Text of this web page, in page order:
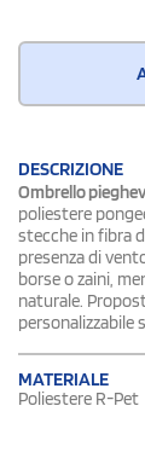
DESCRIZIONE
Ombrello
poliestere
stecche in fibra
presenza di
borse o zaini,
naturale.
personalizzabile
MATERIALE
Poliestere R-Pet